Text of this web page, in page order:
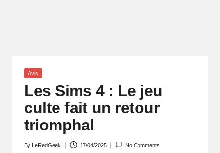
Posted
Avis
Les Sims 4 : Le jeu
culte fait un retour
triomphal
Posted
By LeRedGeek 17/04/2025 No Comments